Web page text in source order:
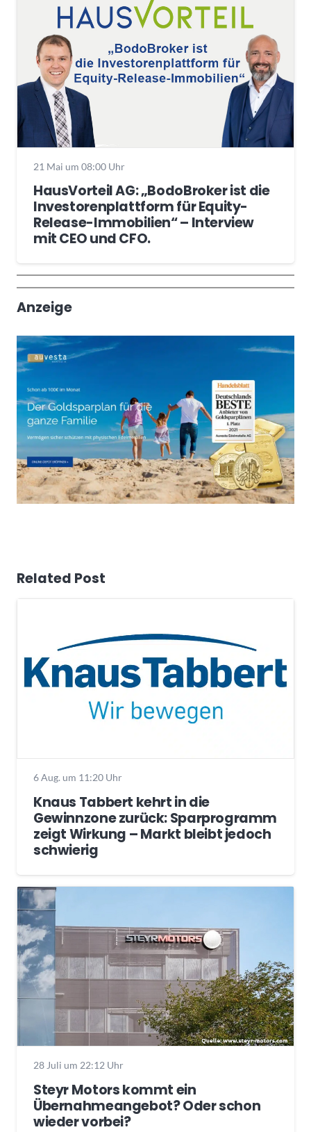
21 Mai um 08:00 Uhr
HausVorteil AG: „BodoBroker ist die
Investorenplattform für Equity-
Release-Immobilien“ – Interview
mit CEO und CFO.
Wochenrückblick
Trendthemen
Anzeige
Related Post
6 Aug. um 11:20 Uhr
Knaus Tabbert kehrt in die
Gewinnzone zurück: Sparprogramm
zeigt Wirkung – Markt bleibt jedoch
schwierig
28 Juli um 22:12 Uhr
Steyr Motors kommt ein
Übernahmeangebot? Oder schon
wieder vorbei?